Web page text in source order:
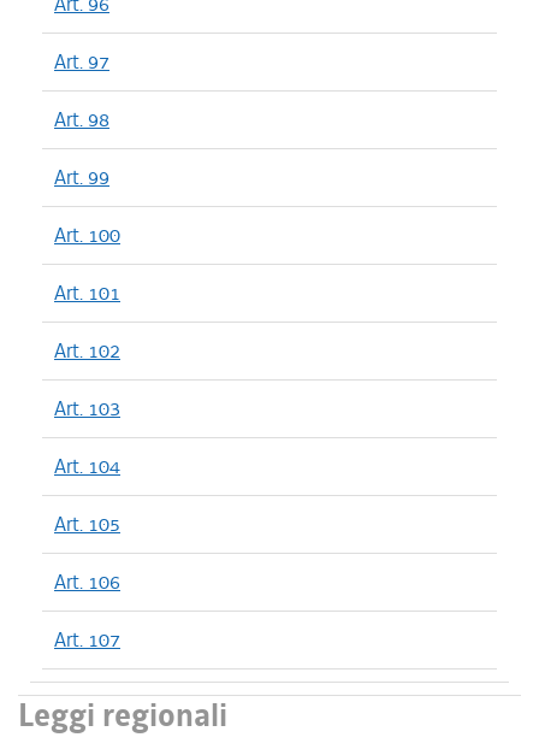
Art. 97
Art. 98
Art. 99
Art. 100
Art. 101
Art. 102
Art. 103
Art. 104
Art. 105
Art. 106
Art. 107
Leggi regionali